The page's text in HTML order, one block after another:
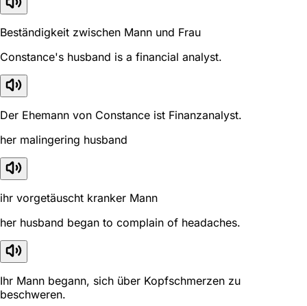
Beständigkeit zwischen Mann und Frau
Constance's husband is a financial analyst.
Der Ehemann von Constance ist Finanzanalyst.
her malingering husband
ihr vorgetäuscht kranker Mann
her husband began to complain of headaches.
Ihr Mann begann, sich über Kopfschmerzen zu
beschweren.